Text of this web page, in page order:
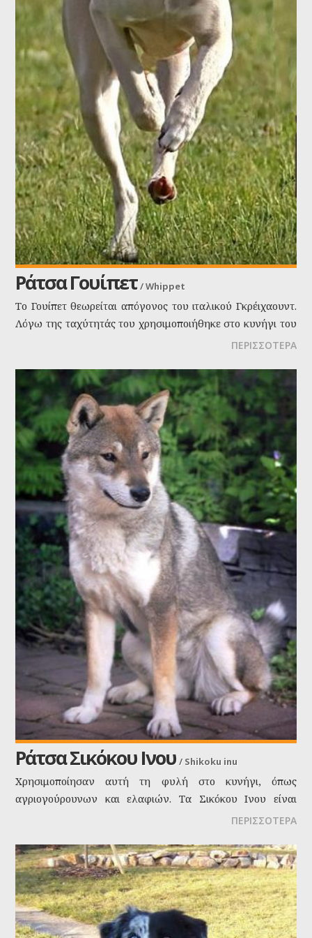
Ράτσα Γουίπετ /Whippet
Το Γουίπετ θεωρείται απόγονος του ιταλικού Γκρέιχαουντ.
Λόγω της ταχύτητάς του χρησιμοποιήθηκε στο κυνήγι του
ΠΕΡΙΣΣΟΤΕΡΑ
Ράτσα Σικόκου Iνου /Shikoku inu
Χρησιμοποίησαν αυτή τη φυλή στο κυνήγι, όπως
αγριογούρουνων και ελαφιών. Τα Σικόκου Iνου είναι
μερικές από τις πιο αγνές φυλές σκυλιών συνδεδεμένων
ΠΕΡΙΣΣΟΤΕΡΑ